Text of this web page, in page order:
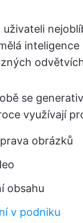
inteligence
se
využívají
obrázků
obsahu
v podniku